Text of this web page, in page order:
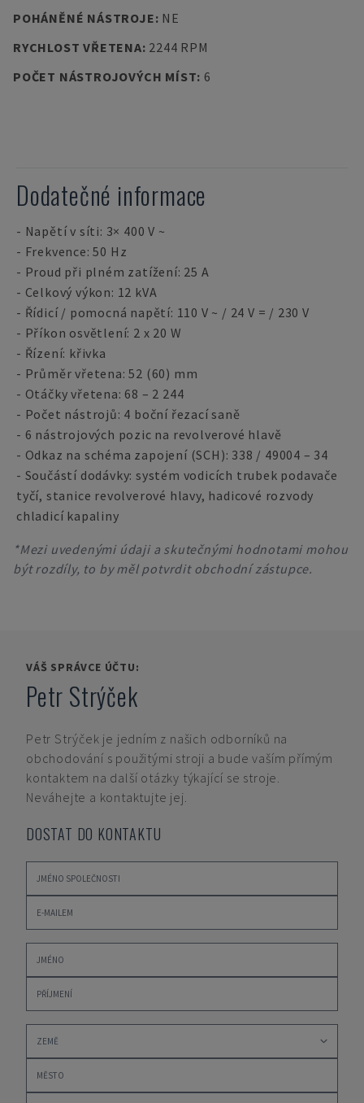
POHÁNĚNÉ NÁSTROJE: NE
RYCHLOST VŘETENA: 2244 RPM
POČET NÁSTROJOVÝCH MÍST: 6
Dodatečné informace
- Napětí v síti: 3× 400 V ~
- Frekvence: 50 Hz
- Proud při plném zatížení: 25 A
- Celkový výkon: 12 kVA
- Řídicí / pomocná napětí: 110 V ~ / 24 V = / 230 V
- Příkon osvětlení: 2 x 20 W
- Řízení: křivka
- Průměr vřetena: 52 (60) mm
- Otáčky vřetena: 68 – 2 244
- Počet nástrojů: 4 boční řezací saně
- 6 nástrojových pozic na revolverové hlavě
- Odkaz na schéma zapojení (SCH): 338 / 49004 – 34
- Součástí dodávky: systém vodicích trubek podavače
tyčí, stanice revolverové hlavy, hadicové rozvody
chladicí kapaliny
*Mezi uvedenými údaji a skutečnými hodnotami mohou
být rozdíly, to by měl potvrdit obchodní zástupce.
VÁŠ SPRÁVCE ÚČTU:
Petr Strýček
Petr Strýček je jedním z našich odborníků na
obchodování s použitými stroji a bude vaším přímým
kontaktem na další otázky týkající se stroje.
Neváhejte a kontaktujte jej.
DOSTAT DO KONTAKTU